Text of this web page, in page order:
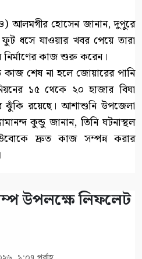
আলমগীর হোসেন জানান, দুপুরে
ধসে যাওয়ার খবর পেয়ে তারা
নির্মাণের কাজ শুরু করেন।
কাজ শেষ না হলে জোয়ারের পানি
১৫ থেকে ২০ হাজার বিঘা
ঝুঁকি রয়েছে। আশাশুনি উপজেলা
কুন্ডু জানান, তিনি ঘটনাস্থল
দ্রুত কাজ সম্পন্ন করার
উপলক্ষে লিফলেট